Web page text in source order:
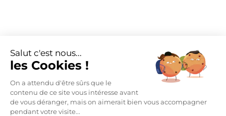
Salut c'est nous...
les Cookies !
On a attendu d'être sûrs que le
contenu de ce site vous intéresse avant
de vous déranger, mais on aimerait bien vous accompagner
pendant votre visite...